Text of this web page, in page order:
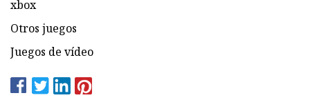
xbox
Otros juegos
Juegos de vídeo